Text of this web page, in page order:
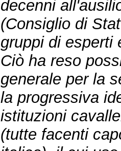
decenni
(Consiglio di
gruppi di esperti
Ciò ha reso
generale per la
la progressiva
istituzioni
(tutte facenti